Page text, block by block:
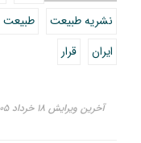
نشریه طبیعت
طبیعت
ایران
قرار
آخرین ویرایش ۱۸ خرداد ۱۴۰۵